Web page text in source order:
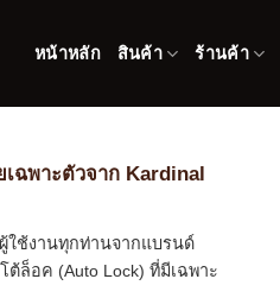
หน้าหลัก สินค้า ร้านค้า
ฉพาะตัวจาก Kardinal
ใช้งานทุกท่านจากแบรนด์
ล็อค (Auto Lock) ที่มีเฉพาะ